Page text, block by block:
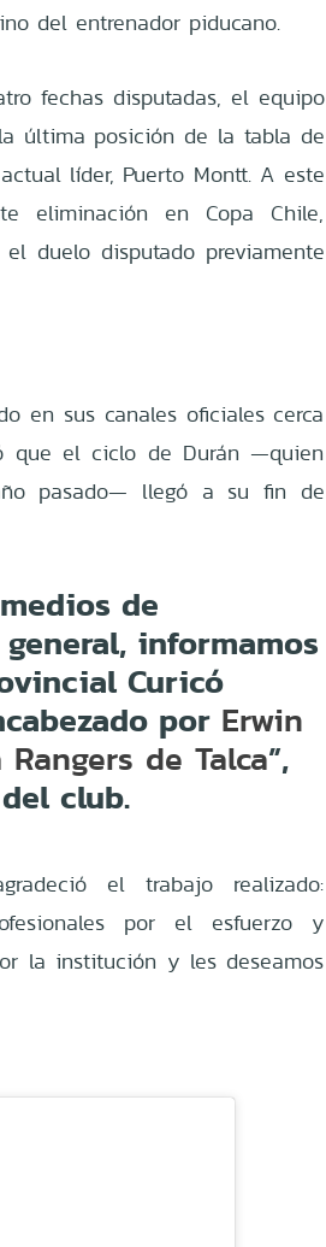
del entrenador piducano.
fechas disputadas, el equipo
última posición de la tabla de
líder, Puerto Montt. A este
eliminación en Copa Chile,
duelo disputado previamente
en sus canales oficiales cerca
que el ciclo de Durán —quien
pasado— llegó a su fin de
de
informamos
Curicó
por Erwin
de Talca”,
club.
el trabajo realizado:
por el esfuerzo y
la institución y les deseamos